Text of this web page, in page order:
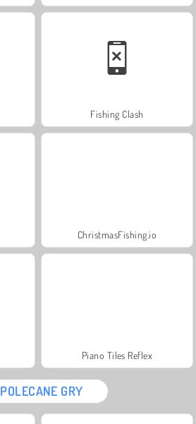
Fishing Clash
ChristmasFishing.io
Piano Tiles Reflex
POLECANE GRY